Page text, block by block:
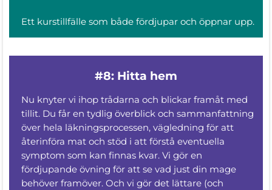
Ett kurstillfälle som både fördjupar och öppnar upp.
#8: Hitta hem
Nu knyter vi ihop trådarna och blickar framåt med
tillit. Du får en tydlig överblick och sammanfattning
över hela läkningsprocessen, vägledning för att
återinföra mat och stöd i att förstå eventuella
symptom som kan finnas kvar. Vi gör en
fördjupande övning för att se vad just din mage
behöver framöver. Och vi gör det lättare (och